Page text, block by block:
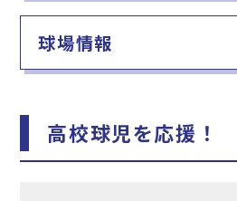
球場情報
高校球児を応援！